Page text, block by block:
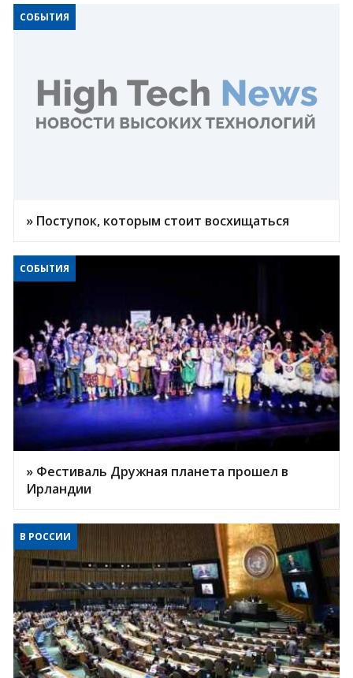
СОБЫТИЯ
» Поступок, которым стоит восхищаться
СОБЫТИЯ
» Фестиваль Дружная планета прошел в
Ирландии
В РОССИИ